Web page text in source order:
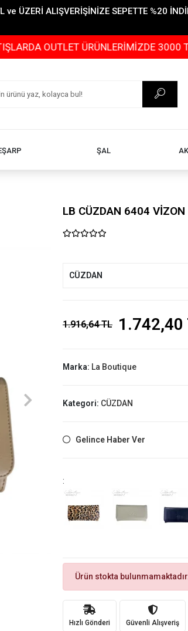
ve ÜZERİ ALIŞVERİŞİNİZE SEPETTE %20
OUTLET ÜRÜNLERİMİZDE 3000 TL
ŞAL
LB CÜZDAN 6404 VİZON
CÜZDAN
1.916,64 TL 1.742,40
Marka: La Boutique
Kategori: CÜZDAN
Gelince Haber Ver
:
Ürün stokta bulunmamaktadır.
Hızlı Gönderi Güvenli Alışveriş